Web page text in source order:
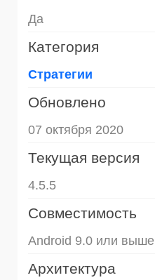
Да
Категория
Стратегии
Обновлено
07 октября 2020
Текущая версия
4.5.5
Совместимость
Android 9.0 или выше
Архитектура